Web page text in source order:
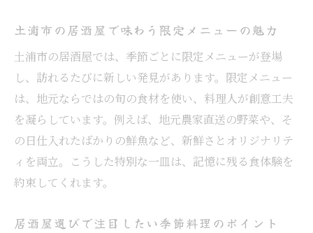
土浦市の居酒屋で味わう限定メニューの魅力
土浦市の居酒屋では、季節ごとに限定メニューが登場
し、訪れるたびに新しい発見があります。限定メニュー
は、地元ならではの旬の食材を使い、料理人が創意工夫
を凝らしています。例えば、地元農家直送の野菜や、そ
の日仕入れたばかりの鮮魚など、新鮮さとオリジナリテ
ィを両立。こうした特別な一皿は、記憶に残る食体験を
約束してくれます。
居酒屋選びで注目したい季節料理のポイント